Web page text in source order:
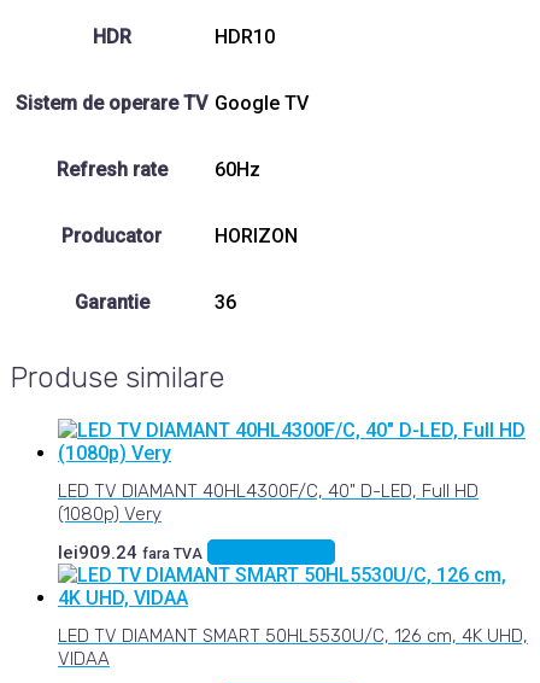
HDR HDR10
Sistem de operare TV Google TV
Refresh rate 60Hz
Producator HORIZON
Garantie 36
Produse similare
LED TV DIAMANT 40HL4300F/C, 40" D-LED, Full HD
(1080p) Very
lei909.24 fara TVA
LED TV DIAMANT SMART 50HL5530U/C, 126 cm, 4K UHD,
VIDAA